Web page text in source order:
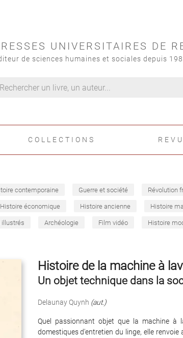
UNIVERSITAIRES DE
de sciences humaines et sociales depuis
COLLECTIONS
contemporaine Guerre et société Révolution
Histoire économique Histoire ancienne Histoire
illustrés Archéologie Film vidéo Histoire
Histoire de la machine à
Un objet technique dans la
Delaunay Quynh (aut.)
Quel passionnant objet que la machine à
domestiques d'entretien du linge, elle